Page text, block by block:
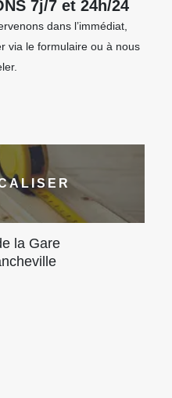
7j/7 et 24h/24
dans l’immédiat,
via le formulaire ou à nous
la Gare